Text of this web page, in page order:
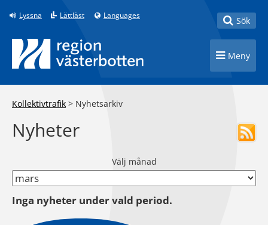
Till innehåll på sidan
Lyssna Lättläst Languages Toggle
Sök
Toggle
Meny
Kollektivtrafik > Nyhetsarkiv
Nyheter
Välj månad
Inga nyheter under vald period.